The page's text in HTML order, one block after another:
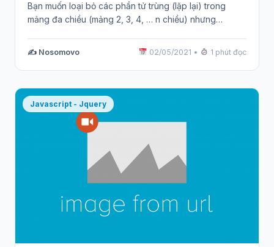
Bạn muốn loại bỏ các phần tử trùng (lặp lại) trong
mảng đa chiều (mảng 2, 3, 4, … n chiều) nhưng…
✍️ Nosomovo 02/05/2021 • 1 phút đọc
Javascript - Jquery